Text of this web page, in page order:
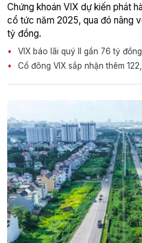
Chứng khoán VIX dự kiến phát
cổ tức năm 2025, qua đó nâng
tỷ đồng.
VIX báo lãi quý II gần 76 tỷ
Cổ đông VIX sắp nhận thêm